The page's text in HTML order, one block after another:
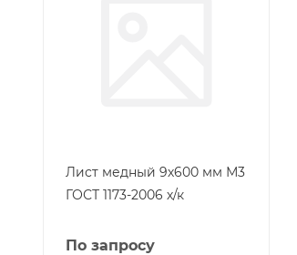
Лист медный 9х600 мм М3
ГОСТ 1173-2006 х/к
По запросу